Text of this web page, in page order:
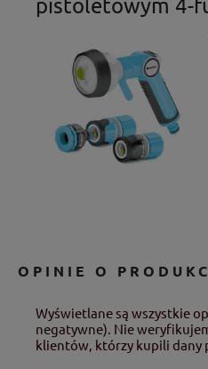
OPINIE O
Wyświetlane są wszystkie
negatywne). Nie
klientów, którzy kupili dany